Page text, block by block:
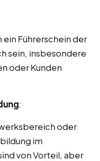
Führerschein der
sein, insbesondere
oder Kunden
:
oder
im
von Vorteil, aber